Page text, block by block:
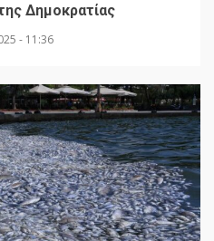
Δημοκρατίας
- 11:36